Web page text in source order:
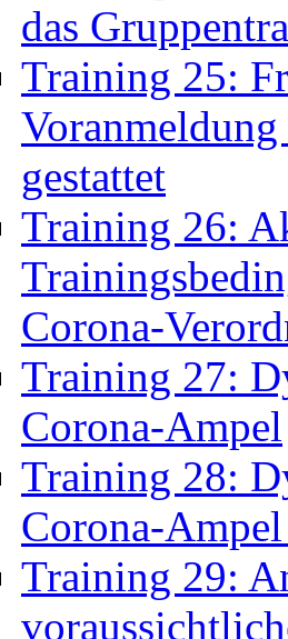
gestattet
Training 26:
Corona-
Training 27:
Corona-Ampel
Training 28:
Corona-
Training 29:
der TiB 1848
Training 30: